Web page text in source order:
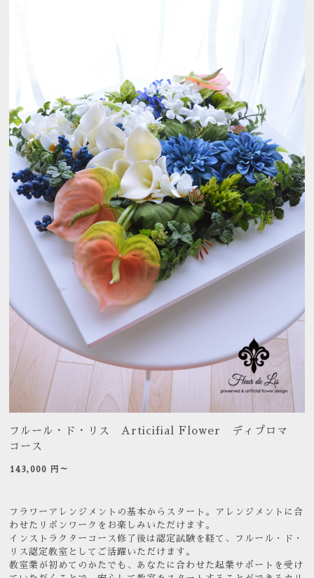
フルール・ド・リス Articifial Flower ディプロマ
コース
143,000 円～
フラワーアレンジメントの基本からスタート。アレンジメントに合
わせたリボンワークをお楽しみいただけます。
インストラクターコース修了後は認定試験を経て、フルール・ド・
リス認定教室としてご活躍いただけます。
教室業が初めてのかたでも、あなたに合わせた起業サポートを受け